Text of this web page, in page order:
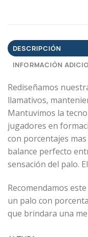
DESCRIPCIÓN
INFORMACIÓN
Rediseñamos
llamativos,
Mantuvimos la
jugadores en
con porcentajes
balance perfecto
sensación del palo.
Recomendamos
un palo con
que brindara una